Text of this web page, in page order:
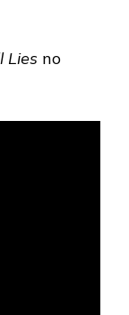
Lies no